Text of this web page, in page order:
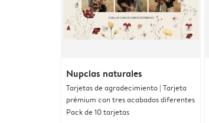
Nupcias naturales
Tarjetas de agradecimiento | Tarjeta
prémium con tres acabados diferentes
Pack de 10 tarjetas